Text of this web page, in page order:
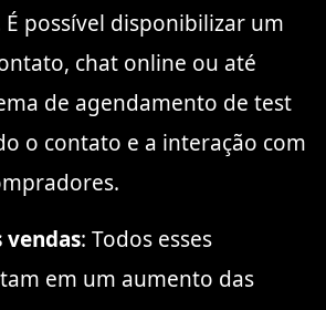
É possível disponibilizar um
chat online ou até
de agendamento de test
o contato e a interação com
vendas: Todos esses
em um aumento das